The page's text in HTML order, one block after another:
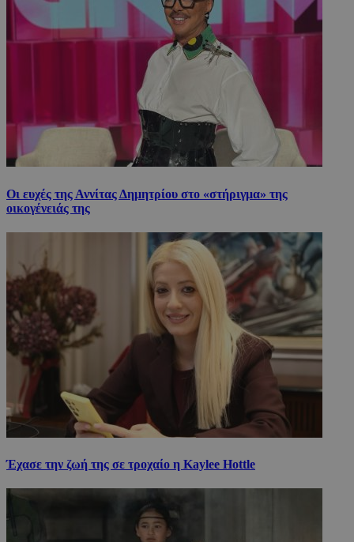
Οι ευχές της Αννίτας Δημητρίου στο «στήριγμα» της
οικογένειάς της
Έχασε την ζωή της σε τροχαίο η Kaylee Hottle